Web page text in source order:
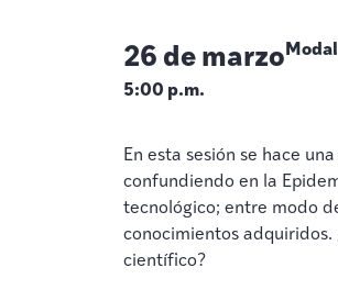
26 de marzo
5:00 p.m.
En esta sesión se hace
confundiendo en la
tecnológico; entre modo
conocimientos
científico?